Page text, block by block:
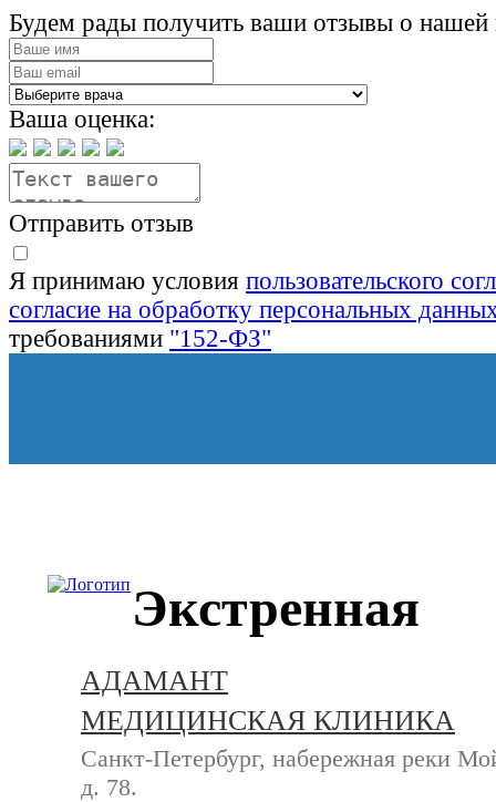
Будем рады получить ваши отзывы о нашей
Ваша оценка:
Отправить отзыв
Я принимаю условия пользовательского
согласие на обработку персональных
требованиями "152-ФЗ"
АДАМАНТ
МЕДИЦИНСКАЯ КЛИНИКА
Санкт-Петербург, набережная реки
д. 78.
Экстренная